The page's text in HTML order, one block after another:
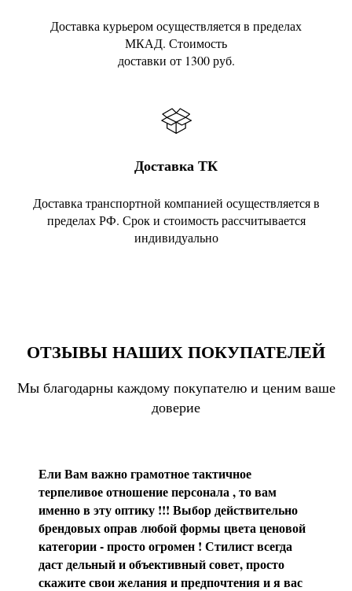
Доставка курьером осуществляется в пределах
МКАД. Стоимость
доставки от 1300 руб.
Доставка ТК
Доставка транспортной компанией осуществляется в
пределах РФ. Срок и стоимость рассчитывается
индивидуально
ОТЗЫВЫ НАШИХ ПОКУПАТЕЛЕЙ
Мы благодарны каждому покупателю и ценим ваше
доверие
Ели Вам важно грамотное тактичное
терпеливое отношение персонала , то вам
именно в эту оптику !!! Выбор действительно
брендовых оправ любой формы цвета ценовой
категории - просто огромен ! Стилист всегда
даст дельный и объективный совет, просто
скажите свои желания и предпочтения и я вас